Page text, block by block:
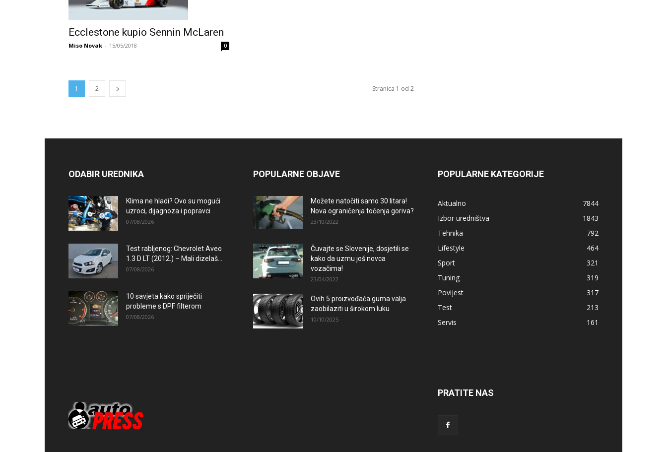
Ecclestone kupio Sennin McLaren
Miso Novak - 15/05/2018 0
1 2 Stranica 1 od 2
ODABIR UREDNIKA
Klima ne hladi? Ovo su mogući
uzroci, dijagnoza i popravci
07/08/2026
Test rabljenog: Chevrolet Aveo
1.3 D LT (2012.) – Mali dizelaš...
07/08/2026
10 savjeta kako spriječiti
probleme s DPF filterom
07/08/2026
POPULARNE OBJAVE
Možete natočiti samo 30 litara!
Nova ograničenja točenja goriva?
23/10/2022
Čuvajte se Slovenije, dosjetili se
kako da uzmu još novca
vozačima!
23/04/2022
Ovih 5 proizvođača guma valja
zaobilaziti u širokom luku
10/10/2025
POPULARNE KATEGORIJE
Aktualno
7844
Izbor uredništva
1843
Tehnika
792
Lifestyle
464
Sport
321
Tuning
319
Povijest
317
Test
213
Servis
161
PRATITE NAS